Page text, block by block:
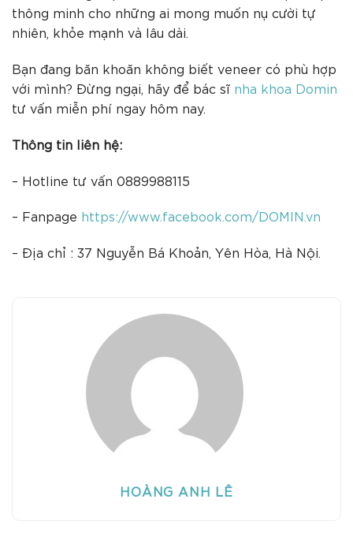
thông minh cho những ai mong muốn nụ cười tự
nhiên, khỏe mạnh và lâu dài.
Bạn đang băn khoăn không biết veneer có phù hợp
với mình? Đừng ngại, hãy để bác sĩ nha khoa Domin
tư vấn miễn phí ngay hôm nay.
Thông tin liên hệ:
– Hotline tư vấn 0889988115
– Fanpage https://www.facebook.com/DOMIN.vn
– Địa chỉ : 37 Nguyễn Bá Khoản, Yên Hòa, Hà Nội.
HOÀNG ANH LÊ